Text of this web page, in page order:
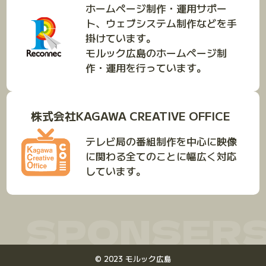
ホームページ制作・運用サポー
ト、ウェブシステム制作などを手
掛けています。
モルック広島のホームページ制
作・運用を行っています。
株式会社KAGAWA CREATIVE OFFICE
テレビ局の番組制作を中心に映像
に関わる全てのことに幅広く対応
しています。
© 2023 モルック広島